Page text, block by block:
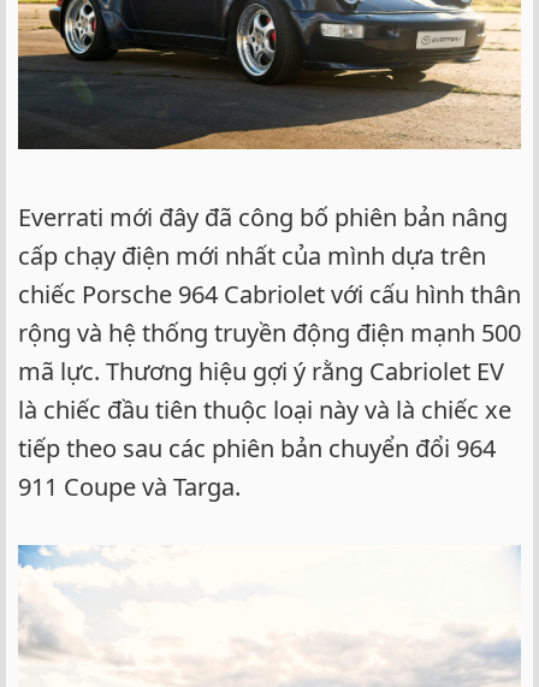
Everrati mới đây đã công bố phiên bản nâng
cấp chạy điện mới nhất của mình dựa trên
chiếc Porsche 964 Cabriolet với cấu hình thân
rộng và hệ thống truyền động điện mạnh 500
mã lực. Thương hiệu gợi ý rằng Cabriolet EV
là chiếc đầu tiên thuộc loại này và là chiếc xe
tiếp theo sau các phiên bản chuyển đổi 964
911 Coupe và Targa.